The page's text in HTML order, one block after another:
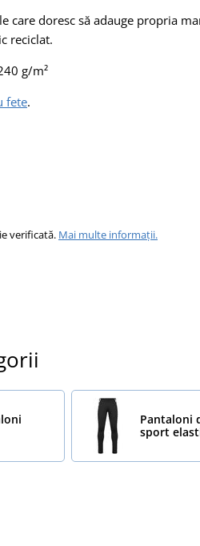
doresc să adauge propria
reciclat.
g/m²
fete.
verificată. Mai multe informații.
Pantaloni
sport